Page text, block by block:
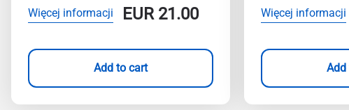
Więcej informacji EUR21.00
Add to cart
Więcej informacji
Add